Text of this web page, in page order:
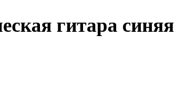
гитара синяя